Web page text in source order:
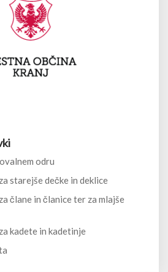
odru
starejše dečke in deklice
člane in članice ter za mlajše
kadete in kadetinje